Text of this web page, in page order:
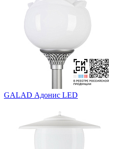
GALAD Адонис LED